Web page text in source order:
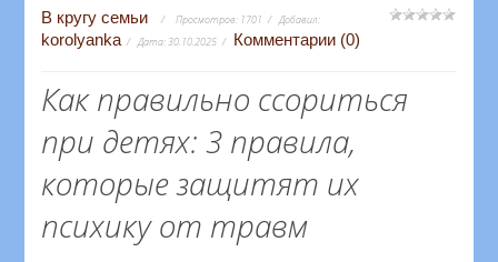
В кругу семьи Просмотров: 1701 Добавил:
korolyanka Дата:30.10.2025 Комментарии (0)
Как правильно ссориться
при детях: 3 правила,
которые защитят их
психику от травм